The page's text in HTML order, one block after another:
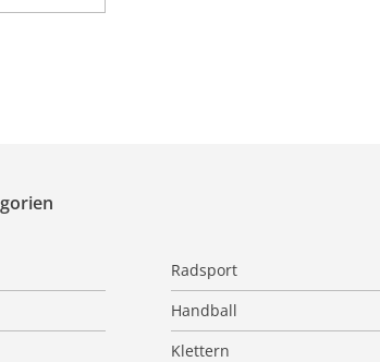
Radsport
Handball
Klettern